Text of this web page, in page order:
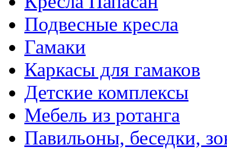
Подвесные кресла
Гамаки
Каркасы для гамаков
Детские комплексы
Мебель из ротанга
Павильоны, беседки,